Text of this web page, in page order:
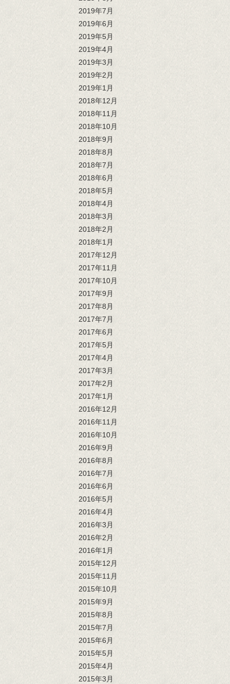
2019年7月
2019年6月
2019年5月
2019年4月
2019年3月
2019年2月
2019年1月
2018年12月
2018年11月
2018年10月
2018年9月
2018年8月
2018年7月
2018年6月
2018年5月
2018年4月
2018年3月
2018年2月
2018年1月
2017年12月
2017年11月
2017年10月
2017年9月
2017年8月
2017年7月
2017年6月
2017年5月
2017年4月
2017年3月
2017年2月
2017年1月
2016年12月
2016年11月
2016年10月
2016年9月
2016年8月
2016年7月
2016年6月
2016年5月
2016年4月
2016年3月
2016年2月
2016年1月
2015年12月
2015年11月
2015年10月
2015年9月
2015年8月
2015年7月
2015年6月
2015年5月
2015年4月
2015年3月